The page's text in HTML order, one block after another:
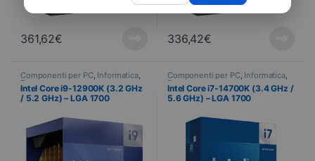
361,62€ 336,42€
Componenti per PC, Informatica,
Processore
Intel Core i9-12900K (3.2 GHz
/ 5.2 GHz) – LGA 1700
Componenti per PC, Informatica,
Processore
Intel Core i7-14700K (3.4 GHz /
5.6 GHz) – LGA 1700